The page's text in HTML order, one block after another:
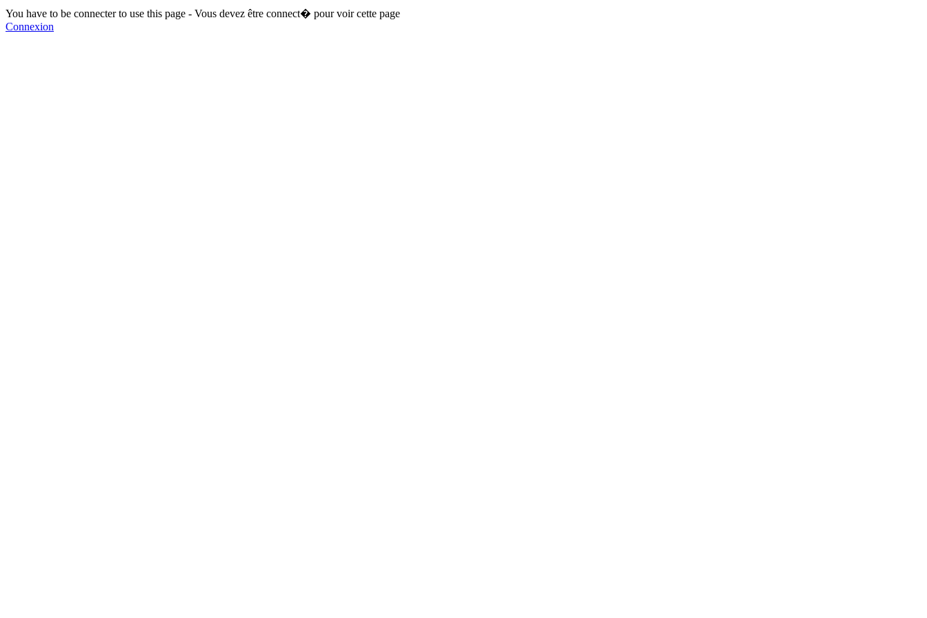
You have to be connecter to use this page - Vous devez être connect� pour voir cette page
Connexion